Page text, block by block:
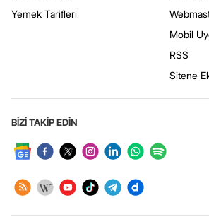
Yemek Tarifleri
Mobil
RSS
Sitene
BİZİ TAKİP EDİN